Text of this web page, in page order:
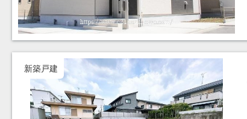
新築戸建